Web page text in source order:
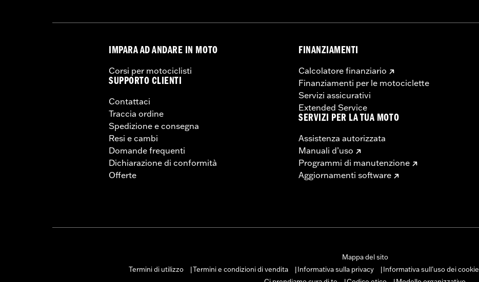
IMPARA AD ANDARE IN MOTO
Corsi per motociclisti
SUPPORTO CLIENTI
Contattaci
Traccia ordine
Spedizione e consegna
Resi e cambi
Domande frequenti
Dichiarazione di conformità
Offerte
FINANZIAMENTI
Calcolatore finanziario
Finanziamenti per le motociclette
Servizi assicurativi
Extended Service
SERVIZI PER LA TUA MOTO
Assistenza autorizzata
Manuali d’uso
Programmi di manutenzione
Aggiornamenti software
Mappa del sito
Termini di utilizzo
Termini e condizioni di vendita Informativa sulla privacy Informativa sull’uso dei cookie